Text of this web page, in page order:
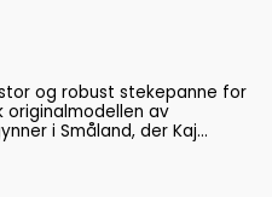
og robust stekepanne for
i Småland, der Kaj
å ta med på jakt.
på 1980-tallet. Siden